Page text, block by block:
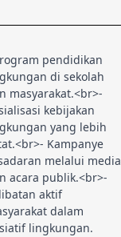
pendidikan
di sekolah
masyarakat.<br>-
kebijakan
yang lebih
Kampanye
melalui media
acara publik.<br>-
aktif
dalam
lingkungan.